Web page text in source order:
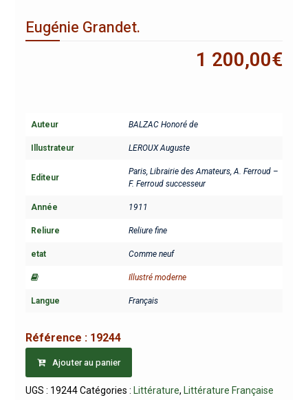
Eugénie Grandet.
1 200,00€
Auteur BALZAC Honoré de
Illustrateur LEROUX Auguste
Editeur
Paris, Librairie des Amateurs, A. Ferroud –
F. Ferroud successeur
Année 1911
Reliure Reliure fine
etat Comme neuf
Illustré moderne
Langue Français
Référence : 19244
Ajouter au panier
UGS : 19244 Catégories : Littérature, Littérature Française